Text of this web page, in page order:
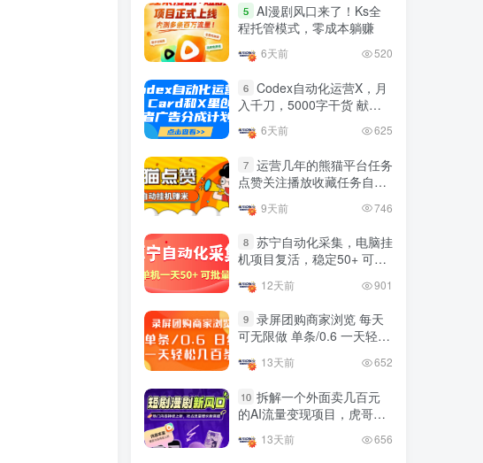
4年前 1.2W+人已阅读
腾讯欢乐斗地主打金项目，
回收欢乐豆 一台电脑日收益
500+
3年前 5670人已阅读
TOP6
外面开车的三角洲出售脚
本，无卡密版本 单窗口日收
益30-70+ 可批量操作
1年前 4869人已阅读
TOP7
最新快手极速版秒货脚本，
直播间扫货必备神器【秒货
2年前 4555人已阅读
TOP8
0粉0基础抖音做旅游直播，
30天带货250万GMV，纯利
10万，及经验
TOP9
国内最多电脑挂机赚钱项目
TOP10
友情链接申请联系虎哥
5 AI漫剧风口来了！Ks全
程托管模式，零成本躺赚
6天前 520
6 Codex自动化运营X，月
入千刀，5000字干货 献给
6天前 625
7 运营几年的熊猫平台任务
点赞关注播放收藏任务自动
量
9天前 746
8 苏宁自动化采集，电脑挂
机项目复活，稳定50+ 可批
12天前 901
9 录屏团购商家浏览 每天
可无限做 单条/0.6 一天轻松
13天前 652
10 拆解一个外面卖几百元
的AI流量变现项目，虎哥这
13天前 656